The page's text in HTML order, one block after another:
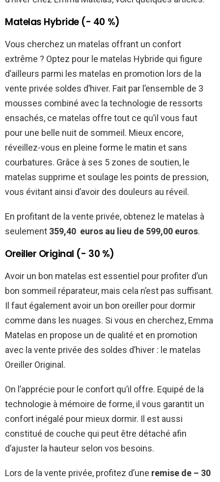
Matelas Hybride (- 40 %)
Vous cherchez un matelas offrant un confort
extrême ? Optez pour le matelas Hybride qui figure
d’ailleurs parmi les matelas en promotion lors de la
vente privée soldes d’hiver. Fait par l’ensemble de 3
mousses combiné avec la technologie de ressorts
ensachés, ce matelas offre tout ce qu’il vous faut
pour une belle nuit de sommeil. Mieux encore,
réveillez-vous en pleine forme le matin et sans
courbatures. Grâce à ses 5 zones de soutien, le
matelas supprime et soulage les points de pression,
vous évitant ainsi d’avoir des douleurs au réveil.
En profitant de la vente privée, obtenez le matelas à
seulement 359,40 euros au lieu de 599,00 euros.
Oreiller Original (- 30 %)
Avoir un bon matelas est essentiel pour profiter d’un
bon sommeil réparateur, mais cela n’est pas suffisant.
Il faut également avoir un bon oreiller pour dormir
comme dans les nuages. Si vous en cherchez, Emma
Matelas en propose un de qualité et en promotion
avec la vente privée des soldes d’hiver : le matelas
Oreiller Original.
On l’apprécie pour le confort qu’il offre. Equipé de la
technologie à mémoire de forme, il vous garantit un
confort inégalé pour mieux dormir. Il est aussi
constitué de couche qui peut être détaché afin
d’ajuster la hauteur selon vos besoins.
Lors de la vente privée, profitez d’une remise de – 30